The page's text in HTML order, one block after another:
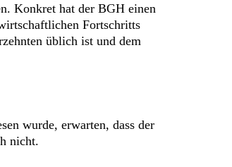
Konkret hat der BGH einen
Fortschritts
üblich ist und dem
wurde, erwarten, dass der
nicht.